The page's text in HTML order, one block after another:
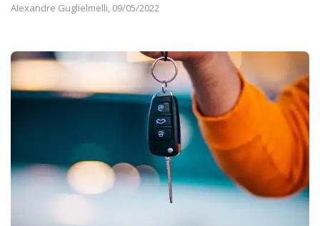
Alexandre Guglielmelli, 09/05/2022